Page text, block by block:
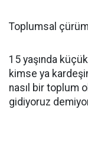
Toplumsal
15 yaşında
kimse ya
nasıl bir toplum
gidiyoruz